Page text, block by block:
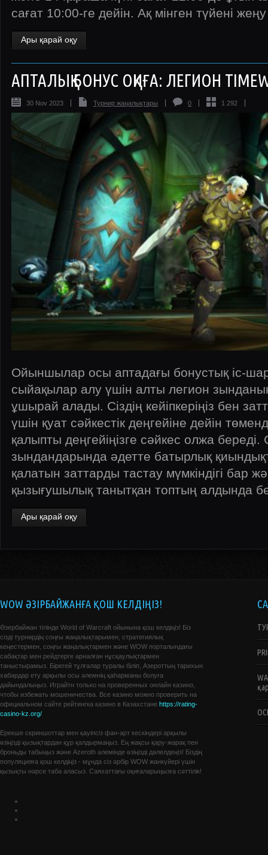
сағат 10:00-ге дейін. Ақ мінген түйені
Ары қарай оқу
АПТАЛЫҚ БОНУС ОҚИҒА: ЛЕГИОН
30 Nov 2023 Турнир жаңалықтары 0 1 292
Ойыншылар осы аптадағы бонустық іс-
сыйақылар алу үшін алты легион
ұшырай алады. Сіздің кейіпкеріңіз бен
үшін қуат сәйкестік деңгейіне дейін
қалыпты деңгейіңізге сәйкес олжа
зындандарында әдетте батырлық
қалатын заттарды тастау мүмкіндігі бар
қызығушылық танытқан топтың алдында
Ары қарай оқу
WOW ӘЗІРБАЙЖАНҒА ҚОШ КЕЛДІҢІЗ!
Әзербайжан тілінде World of Warcraft ойынына қош келдіңіз! Біз
сізді турнирдің соңғы жаңалықтарымен, стратегиялық
кеңестермен, соңғы жаңалықтармен және WOW порталындағы
сабақтар мен рейдтерге арналған нұсқаулықтармен
таныстырамыз. Бірегей тұлғалар туралы біліп, Азероттың тарихын
хабардар ету арқылы осы әлемнің қаһарманы болуға
дайындалыңыз. Играйтн только на проверенных онлайн казино,
чтобы избежать мошеничества. Все казино можно проверить на
официальном сайте рейтингка казино в Казахстане https://rating-
casino-kz.org/
Ерекше скриншоттар мен қауіпсіз фан-арт кескіндері арқылы
өзіңізді қызықтардан құр қалдырмаңыз. Ең жақсы қару-жарақ пен
броньды табыңыз және Azeroth әлемінде өзіңізді дәлелдеңіз! Біздің
популяцияға қош келдіңіз - мұнда сіз әрбір WOW жанкүйері үшін
қызықты нәрсе таба аласыз. Саяхаттағы оқиғаларыңызға сәттілік!